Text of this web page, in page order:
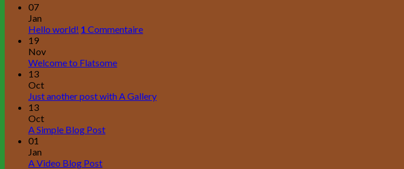
07
Jan
Hello world! 1 Commentaire
19
Nov
Welcome to Flatsome
13
Oct
Just another post with A Gallery
13
Oct
A Simple Blog Post
01
Jan
A Video Blog Post